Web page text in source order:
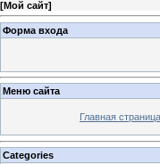
[Мой сайт]
Форма входа
Меню сайта
Главная страница
Categories